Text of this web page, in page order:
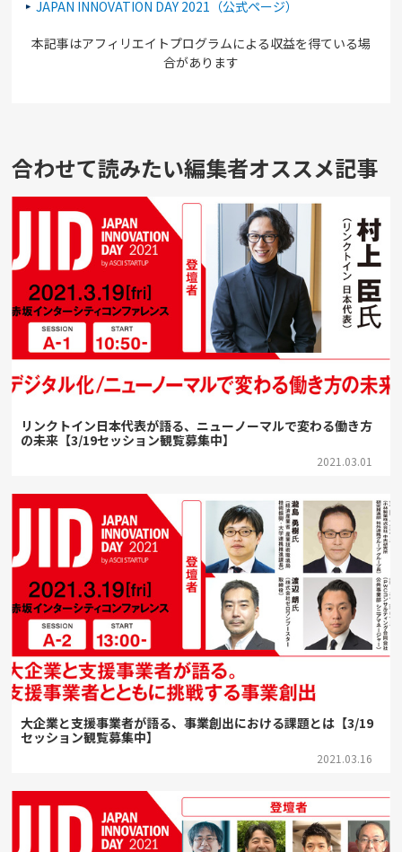
JAPAN INNOVATION DAY 2021（公式ページ）
本記事はアフィリエイトプログラムによる収益を得ている場
合があります
合わせて読みたい編集者オススメ記事
リンクトイン日本代表が語る、ニューノーマルで変わる働き方
の未来【3/19セッション観覧募集中】
2021.03.01
大企業と支援事業者が語る、事業創出における課題とは【3/19
セッション観覧募集中】
2021.03.16